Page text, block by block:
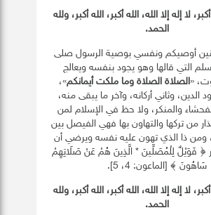
لا إله إلا الله، الله أكبر، الله أكبر، ولله
الحمد.
أوصيكم ونفسي بوصية الرسول صلى
التي قالها وهو يجود بنفسه ويعالج
«الصلاة الصلاة وما ملكت أيمانكم»،
الدين، وثاني أركانه، وآخر ما يبقى منه،
والمنكر، ولا حظ في الإسلام لمن
من تركها والتهاون بها فهي الفيصل بين
ومن ذا الذي تهون عليه نفسه ويرضي أن
فَوَيْلٌ لِلْمُصَلِّينَ * الَّذِينَ هُمْ عَنْ صَلَاتِهِمْ
سَاهُونَ ﴾ [الماعون: 4، 5].
لا إله إلا الله، الله أكبر، الله أكبر، ولله
الحمد.